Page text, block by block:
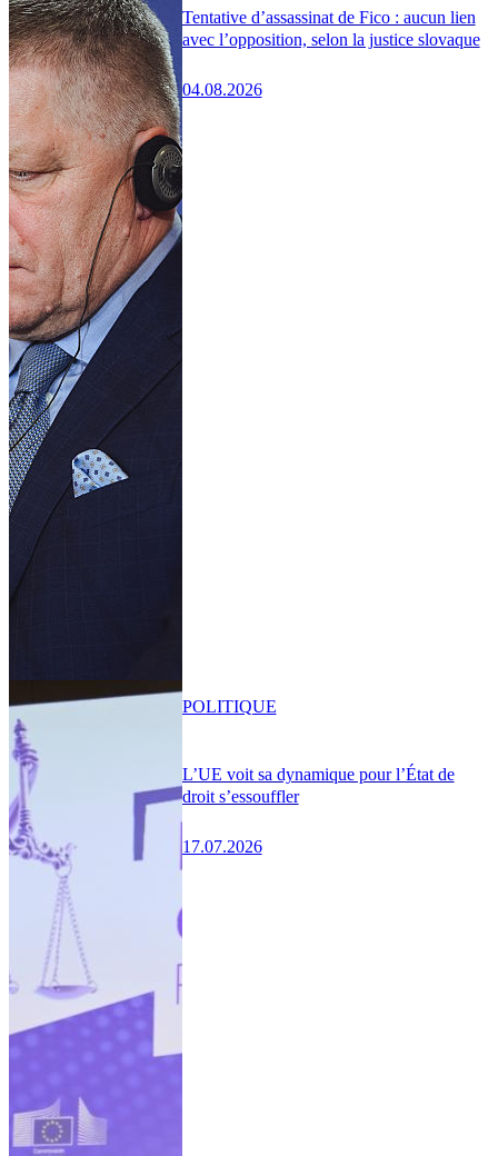
Tentative d’assassinat de Fico : aucun lien
avec l’opposition, selon la justice slovaque
04.08.2026
L’UE voit sa dynamique pour l’État de
droit s’essouffler
17.07.2026
POLITIQUE